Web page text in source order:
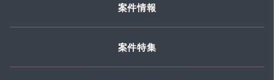
案件情報
案件特集